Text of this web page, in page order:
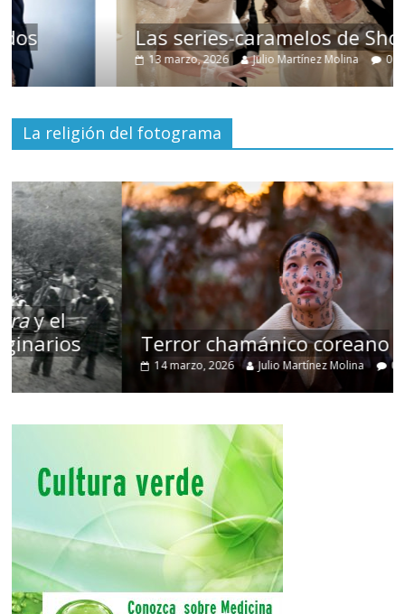
Las series-caramelos de Shondaland
Julio Martínez Molina 0
La religión del fotograma
Terror chamánico coreano
14 marzo, 2026 Julio Martínez Molina 0